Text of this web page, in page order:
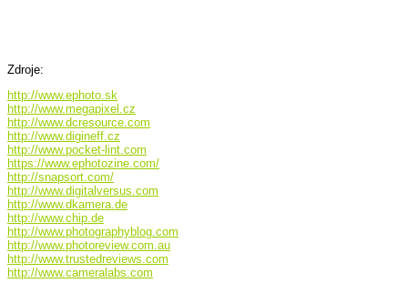
Zdroje:
http://www.ephoto.sk
http://www.megapixel.cz
http://www.dcresource.com
http://www.digineff.cz
http://www.pocket-lint.com
https://www.ephotozine.com/
http://snapsort.com/
http://www.digitalversus.com
http://www.dkamera.de
http://www.chip.de
http://www.photographyblog.com
http://www.photoreview.com.au
http://www.trustedreviews.com
http://www.cameralabs.com